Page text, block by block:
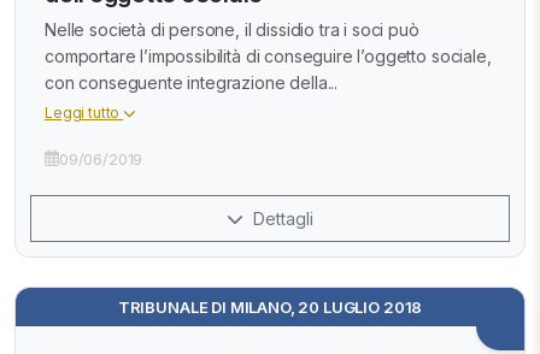
Nelle società di persone, il dissidio tra i soci può
comportare l’impossibilità di conseguire l’oggetto sociale,
con conseguente integrazione della...
Leggi tutto
09/06/2019
Dettagli
TRIBUNALE DI MILANO, 20 LUGLIO 2018